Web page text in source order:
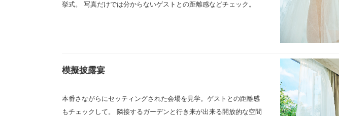
挙式。 写真だけでは分からないゲストとの距離感などチェック。
模擬披露宴
本番さながらにセッティングされた会場を見学。ゲストとの距離感
もチェックして。 隣接するガーデンと行き来が出来る開放的な空間